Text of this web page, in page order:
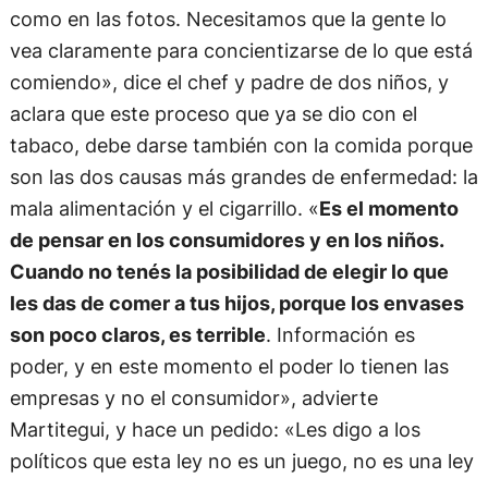
como en las fotos. Necesitamos que la gente lo
vea claramente para concientizarse de lo que está
comiendo», dice el chef y padre de dos niños, y
aclara que este proceso que ya se dio con el
tabaco, debe darse también con la comida porque
son las dos causas más grandes de enfermedad: la
mala alimentación y el cigarrillo. «Es el momento
de pensar en los consumidores y en los niños.
Cuando no tenés la posibilidad de elegir lo que
les das de comer a tus hijos, porque los envases
son poco claros, es terrible. Información es
poder, y en este momento el poder lo tienen las
empresas y no el consumidor», advierte
Martitegui, y hace un pedido: «Les digo a los
políticos que esta ley no es un juego, no es una ley